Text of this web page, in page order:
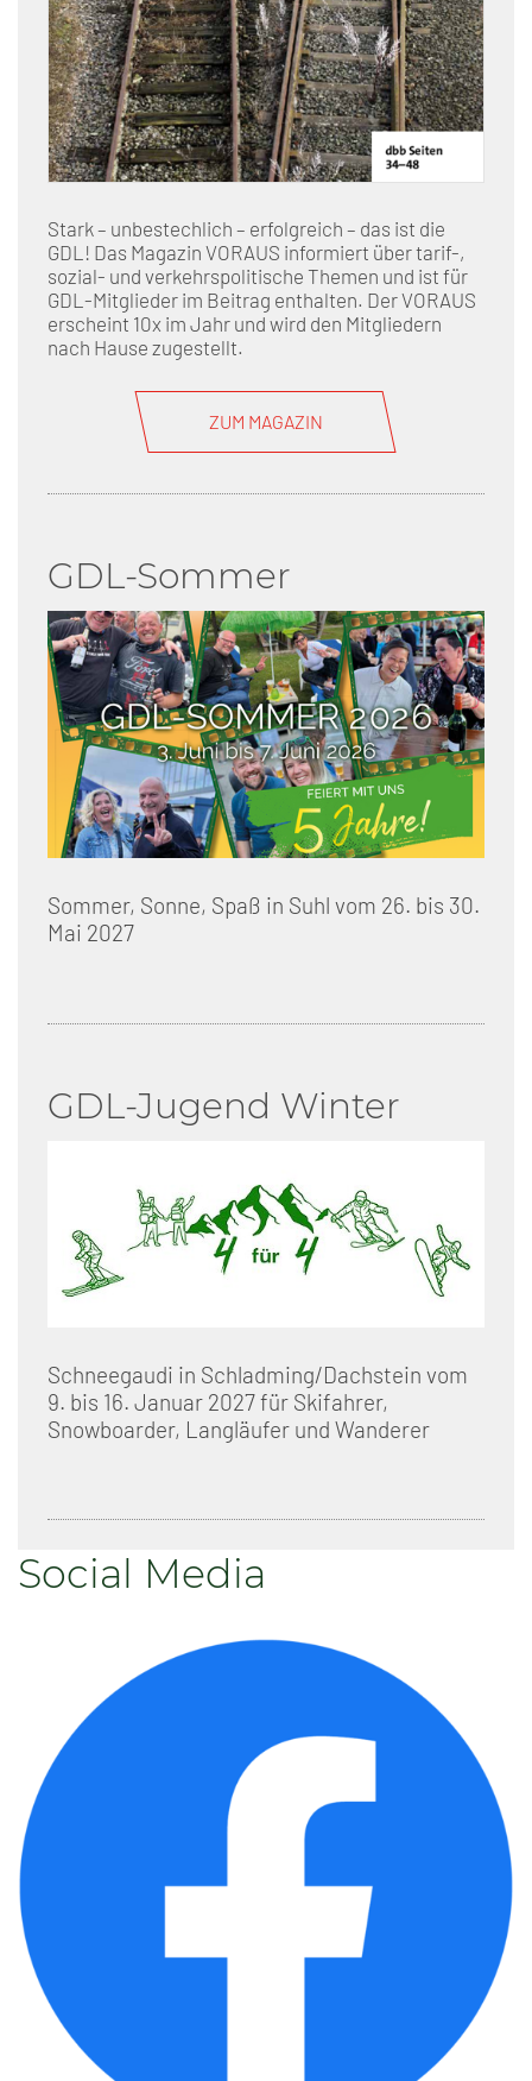
Stark – unbestechlich – erfolgreich – das ist die
GDL! Das Magazin VORAUS informiert über tarif-,
sozial- und verkehrspolitische Themen und ist für
GDL-Mitglieder im Beitrag enthalten. Der VORAUS
erscheint 10x im Jahr und wird den Mitgliedern
nach Hause zugestellt.
ZUM MAGAZIN
GDL-Sommer
Sommer, Sonne, Spaß in Suhl vom 26. bis 30.
Mai 2027
GDL-Jugend Winter
Schneegaudi in Schladming/Dachstein vom
9. bis 16. Januar 2027 für Skifahrer,
Snowboarder, Langläufer und Wanderer
Social Media